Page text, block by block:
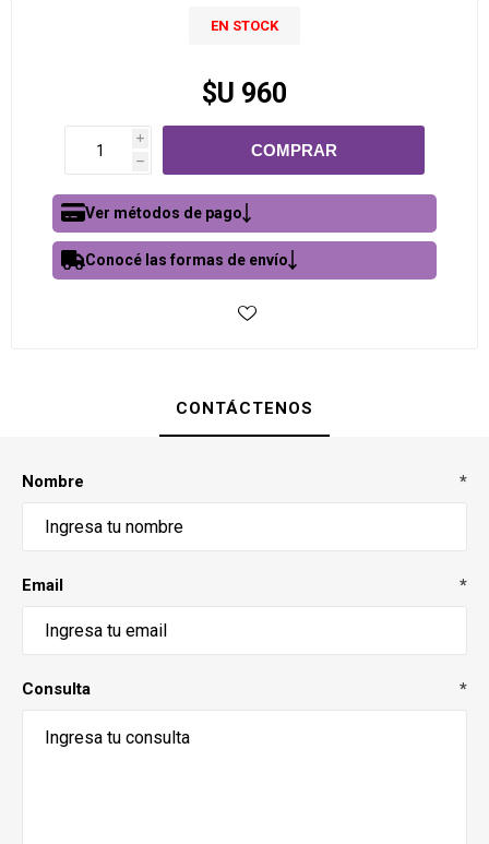
EN STOCK
$U 960
i
h
Ver métodos de pago
Conocé las formas de envío
CONTÁCTENOS
Nombre *
Email *
Consulta *